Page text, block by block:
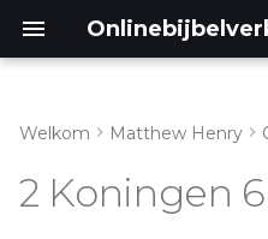
2 Koningen 6:1-7
Welkom Matthew Henry
2 Koningen 6